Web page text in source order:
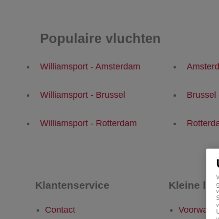
Populaire vluchten
Williamsport - Amsterdam
Williamsport - Brussel Brussel
Williamsport - Rotterdam
Klantenservice
Contact
Kleine